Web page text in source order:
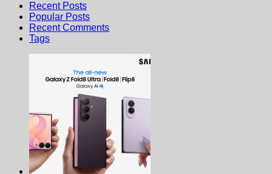
Recent Posts
Popular Posts
Recent Comments
Tags